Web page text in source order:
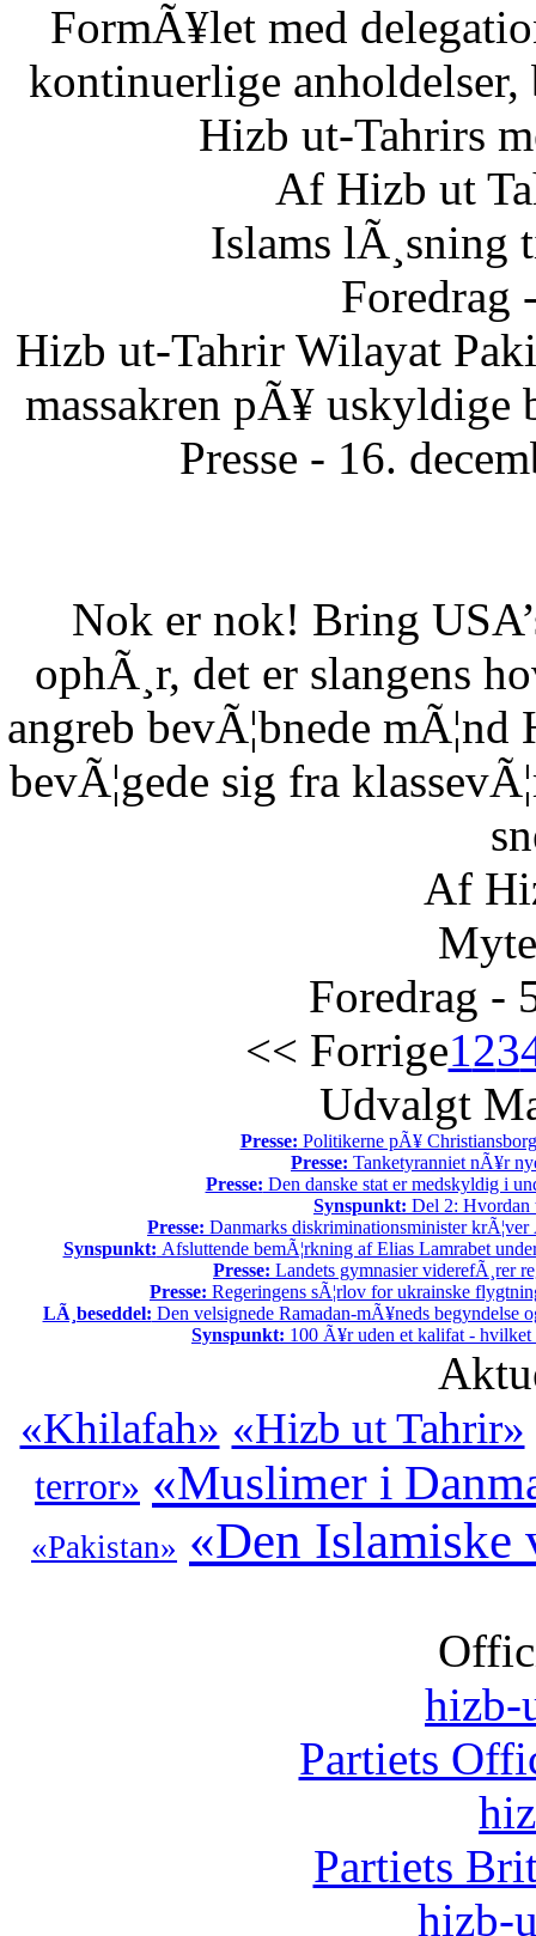
FormÃ¥let med
kontinuerlige
Hizb ut-Tahrirs
Af Hizb ut
Islams lÃ¸sning
Foredrag
Hizb ut-Tahrir Wilayat
massakren pÃ¥ uskyldige
Presse - 16.
Nok er nok! Bring
ophÃ¸r, det er slangens
angreb bevÃ¦bnede
bevÃ¦gede sig fra
Af
Foredrag -
<< Forrige123
Udvalgt
Presse: Politikerne pÃ¥
Presse: Tanketyranniet nÃ¥r
Presse: Den danske stat er medskyldig i
Synspunkt: Del 2: Hvordan
Presse: Danmarks diskriminationsminister
Synspunkt: Afsluttende bemÃ¦rkning af Elias Lamrabet
Presse: Landets gymnasier viderefÃ¸rer
Presse: Regeringens sÃ¦rlov for ukrainske
LÃ¸beseddel: Den velsignede Ramadan-mÃ¥neds begyndelse
Synspunkt: 100 Ã¥r uden et kalifat - hvilket
«Khilafah» «Hizb ut Tahrir»
terror» «Muslimer i
«Pakistan» «Den Islamiske
hizb-
Partiets
Partiets
hizb-